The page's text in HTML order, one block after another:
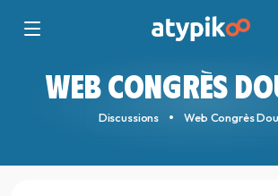
WEB CONGRÈS
Discussions Web Congrès